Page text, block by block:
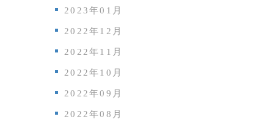
2023年01月
2022年12月
2022年11月
2022年10月
2022年09月
2022年08月